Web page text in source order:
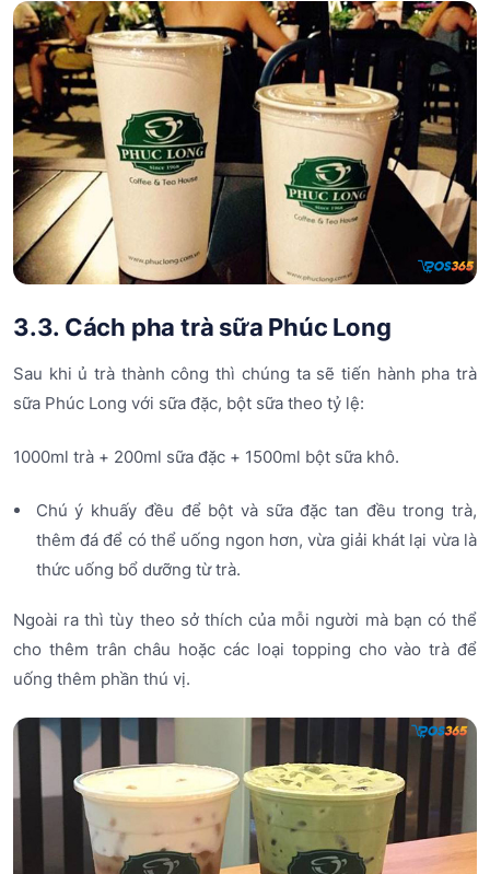
3.3. Cách pha trà sữa Phúc Long
Sau khi ủ trà thành công thì chúng ta sẽ tiến hành pha trà
sữa Phúc Long với sữa đặc, bột sữa theo tỷ lệ:
1000ml trà + 200ml sữa đặc + 1500ml bột sữa khô.
Chú ý khuấy đều để bột và sữa đặc tan đều trong trà,
thêm đá để có thể uống ngon hơn, vừa giải khát lại vừa là
thức uống bổ dưỡng từ trà.
Ngoài ra thì tùy theo sở thích của mỗi người mà bạn có thể
cho thêm trân châu hoặc các loại topping cho vào trà để
uống thêm phần thú vị.